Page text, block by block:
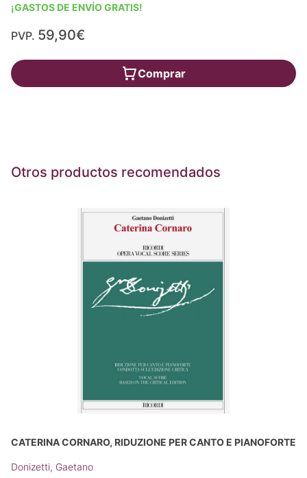
¡GASTOS DE ENVÍO GRATIS!
PVP. 59,90€
Comprar
Otros productos recomendados
CATERINA CORNARO, RIDUZIONE PER CANTO E PIANOFORTE
Donizetti, Gaetano